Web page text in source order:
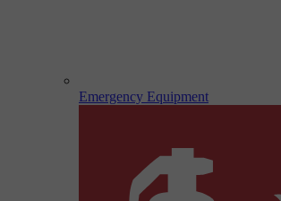
Emergency Equipment